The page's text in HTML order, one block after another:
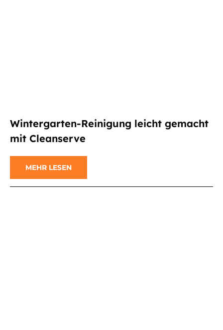
Wintergarten-Reinigung leicht gemacht
mit Cleanserve
MEHR LESEN